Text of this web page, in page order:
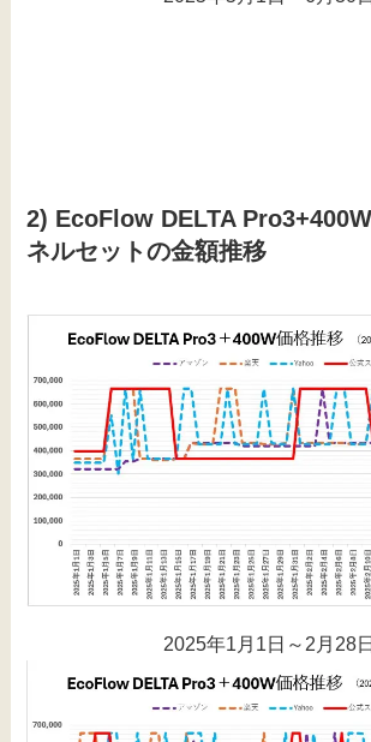
2) EcoFlow DELTA
ネルセットの金額推移
2025年1月1日～2月28日